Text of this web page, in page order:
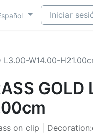
Iniciar
L3.00-W14.00-
GOLD
on clip |